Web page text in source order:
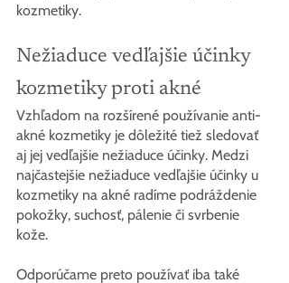
kozmetiky.
Nežiaduce vedľajšie účinky
kozmetiky proti akné
Vzhľadom na rozšírené používanie anti-
akné kozmetiky je dôležité tiež sledovať
aj jej vedľajšie nežiaduce účinky. Medzi
najčastejšie nežiaduce vedľajšie účinky u
kozmetiky na akné radíme podráždenie
pokožky, suchosť, pálenie či svrbenie
kože.
Odporúčame preto používať iba také